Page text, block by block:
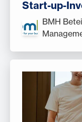
Start-up-
BMH